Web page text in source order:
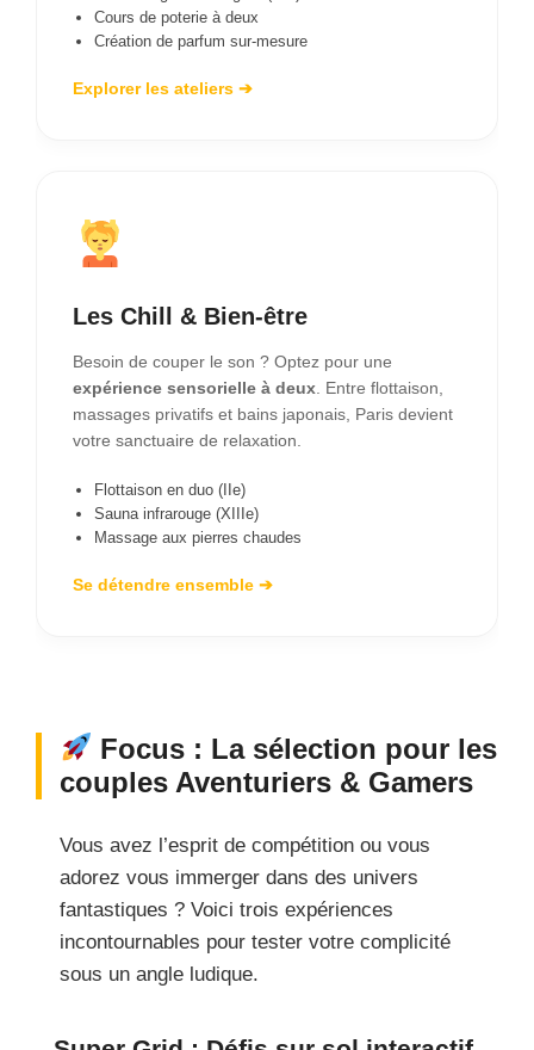
Cours de poterie à deux
Création de parfum sur-mesure
Explorer les ateliers ➔
Les Chill & Bien-être
Besoin de couper le son ? Optez pour une
expérience sensorielle à deux . Entre flottaison,
massages privatifs et bains japonais, Paris devient
votre sanctuaire de relaxation.
Flottaison en duo (IIe)
Sauna infrarouge (XIIIe)
Massage aux pierres chaudes
Se détendre ensemble ➔
Focus : La sélection pour les
couples Aventuriers & Gamers
Vous avez l’esprit de compétition ou vous
adorez vous immerger dans des univers
fantastiques ? Voici trois expériences
incontournables pour tester votre complicité
sous un angle ludique.